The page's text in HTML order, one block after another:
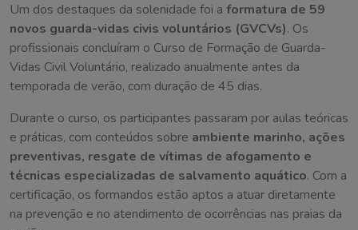
Um dos destaques da solenidade foi a formatura de 59
novos guarda-vidas civis voluntários (GVCVs). Os
profissionais concluíram o Curso de Formação de Guarda-
Vidas Civil Voluntário, realizado anualmente antes da
temporada de verão, com duração de 45 dias.
Durante o curso, os participantes passaram por aulas teóricas
e práticas, com conteúdos sobre ambiente marinho, ações
preventivas, resgate de vítimas de afogamento e
técnicas especializadas de salvamento aquático. Com a
certificação, os formandos estão aptos a atuar diretamente
na prevenção e no atendimento de ocorrências nas praias da